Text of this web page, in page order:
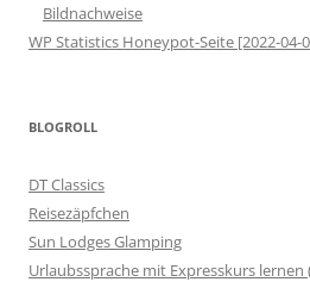
Bildnachweise
WP Statistics Honeypot-Seite [2022-04-
BLOGROLL
DT Classics
Reisezäpfchen
Sun Lodges Glamping
Urlaubssprache mit Expresskurs lernen